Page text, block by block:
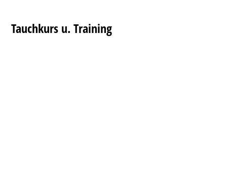
Tauchkurs u. Training